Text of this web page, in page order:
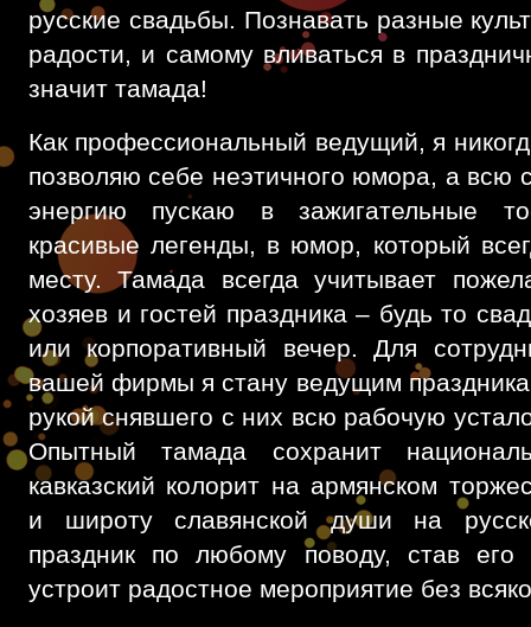
русские свадьбы. Познавать разные
радости, и самому вливаться в
значит тамада!
Как профессиональный ведущий, я
позволяю себе неэтичного юмора, а всю
энергию пускаю в зажигательные
красивые легенды, в юмор, который
месту. Тамада всегда учитывает
хозяев и гостей праздника – будь то
или корпоративный вечер. Для
вашей фирмы я стану ведущим
рукой снявшего с них всю рабочую
Опытный тамада сохранит
кавказский колорит на армянском
и широту славянской души на
праздник по любому поводу, став
устроит радостное мероприятие без